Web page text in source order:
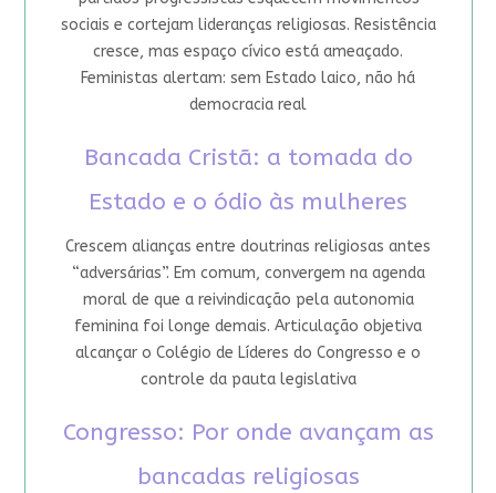
sociais e cortejam lideranças religiosas. Resistência
cresce, mas espaço cívico está ameaçado.
Feministas alertam: sem Estado laico, não há
democracia real
Bancada Cristã: a tomada do
Estado e o ódio às mulheres
Crescem alianças entre doutrinas religiosas antes
“adversárias”. Em comum, convergem na agenda
moral de que a reivindicação pela autonomia
feminina foi longe demais. Articulação objetiva
alcançar o Colégio de Líderes do Congresso e o
controle da pauta legislativa
Congresso: Por onde avançam as
bancadas religiosas